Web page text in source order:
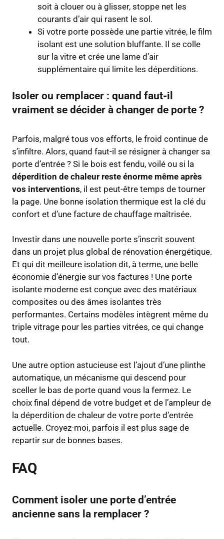
soit à clouer ou à glisser, stoppe net les
courants d’air qui rasent le sol.
Si votre porte possède une partie vitrée, le film
isolant est une solution bluffante. Il se colle
sur la vitre et crée une lame d’air
supplémentaire qui limite les déperditions.
Isoler ou remplacer : quand faut-il
vraiment se décider à changer de porte ?
Parfois, malgré tous vos efforts, le froid continue de
s’infiltre. Alors, quand faut-il se résigner à changer sa
porte d’entrée ? Si le bois est fendu, voilé ou si la
déperdition de chaleur reste énorme même après
vos interventions, il est peut-être temps de tourner
la page. Une bonne isolation thermique est la clé du
confort et d’une facture de chauffage maîtrisée.
Investir dans une nouvelle porte s’inscrit souvent
dans un projet plus global de rénovation énergétique.
Et qui dit meilleure isolation dit, à terme, une belle
économie d’énergie sur vos factures ! Une porte
isolante moderne est conçue avec des matériaux
composites ou des âmes isolantes très
performantes. Certains modèles intègrent même du
triple vitrage pour les parties vitrées, ce qui change
tout.
Une autre option astucieuse est l’ajout d’une plinthe
automatique, un mécanisme qui descend pour
sceller le bas de porte quand vous la fermez. Le
choix final dépend de votre budget et de l’ampleur de
la déperdition de chaleur de votre porte d’entrée
actuelle. Croyez-moi, parfois il est plus sage de
repartir sur de bonnes bases.
FAQ
Comment isoler une porte d’entrée
ancienne sans la remplacer ?